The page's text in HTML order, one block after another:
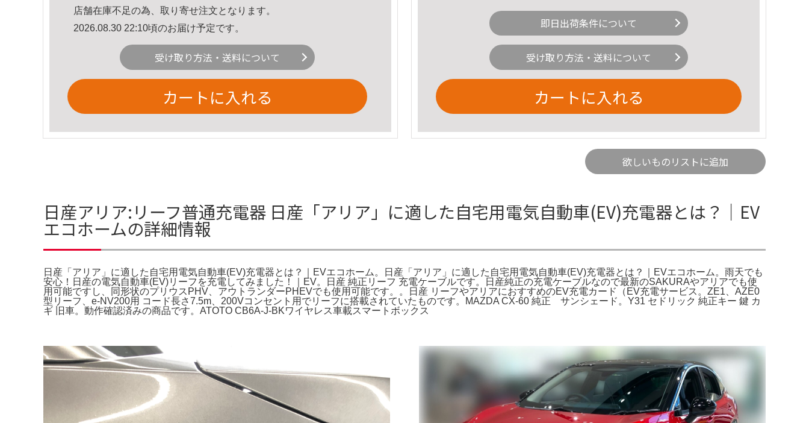
店舗在庫不足の為、取り寄せ注文となります。
2026.08.30 22:10頃のお届け予定です。
受け取り方法・送料について
カートに入れる
即日出荷条件について
受け取り方法・送料について
カートに入れる
欲しいものリストに追加
日産アリア:リーフ普通充電器 日産「アリア」に適した自宅用電気自動車(EV)充電器とは？｜EV
エコホームの詳細情報
日産「アリア」に適した自宅用電気自動車(EV)充電器とは？｜EVエコホーム。日産「アリア」に適した自宅用電気自動車(EV)充電器とは？｜EVエコホーム。雨天でも
安心！日産の電気自動車(EV)リーフを充電してみました！｜EV。日産 純正リーフ 充電ケーブルです。日産純正の充電ケーブルなので最新のSAKURAやアリアでも使
用可能ですし、同形状のプリウスPHV、アウトランダーPHEVでも使用可能です。。日産 リーフやアリアにおすすめのEV充電カード（EV充電サービス。ZE1、AZE0
型リーフ、e-NV200用 コード長さ7.5m、200Vコンセント用でリーフに搭載されていたものです。MAZDA CX-60 純正 サンシェード。Y31 セドリック 純正キー 鍵 カ
ギ 旧車。動作確認済みの商品です。ATOTO CB6A-J-BKワイヤレス車載スマートボックス